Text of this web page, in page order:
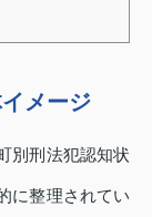
メージ
別刑法犯認知状
に整理されてい